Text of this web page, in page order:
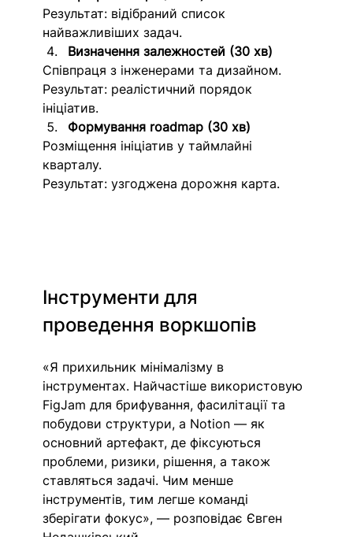
Результат: відібраний список
найважливіших задач.
Визначення залежностей (30 хв)
Співпраця з інженерами та дизайном.
Результат: реалістичний порядок
ініціатив.
Формування roadmap (30 хв)
Розміщення ініціатив у таймлайні
кварталу.
Результат: узгоджена дорожня карта.
Інструменти для
проведення воркшопів
«Я прихильник мінімалізму в
інструментах. Найчастіше використовую
FigJam для брифування, фасилітації та
побудови структури, а Notion — як
основний артефакт, де фіксуються
проблеми, ризики, рішення, а також
ставляться задачі. Чим менше
інструментів, тим легше команді
зберігати фокус», — розповідає Євген